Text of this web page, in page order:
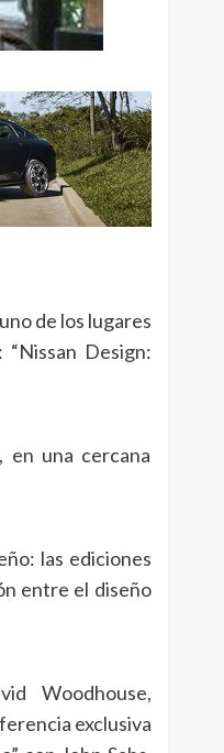
de los lugares
Design:
en una cercana
las ediciones
entre el diseño
Woodhouse,
exclusiva